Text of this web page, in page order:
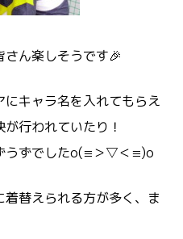
ん楽しそうです🎉
キャラ名を入れてもらえ
行われていたり！
うずでしたo(≡＞▽＜≡)o
替えられる方が多く、ま